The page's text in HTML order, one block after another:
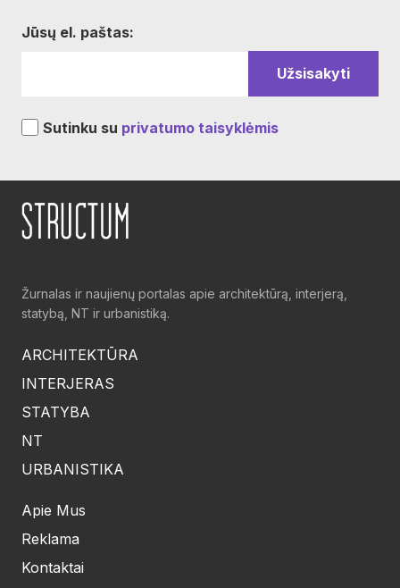
Jūsų el. paštas:
Sutinku su privatumo taisyklėmis
Žurnalas ir naujienų portalas apie architektūrą, interjerą,
statybą, NT ir urbanistiką.
ARCHITEKTŪRA
INTERJERAS
STATYBA
NT
URBANISTIKA
Apie Mus
Reklama
Kontaktai